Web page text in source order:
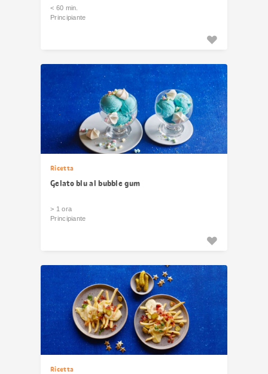
< 60 min.
Principiante
Ricetta
Gelato blu al bubble gum
> 1 ora
Principiante
Ricetta